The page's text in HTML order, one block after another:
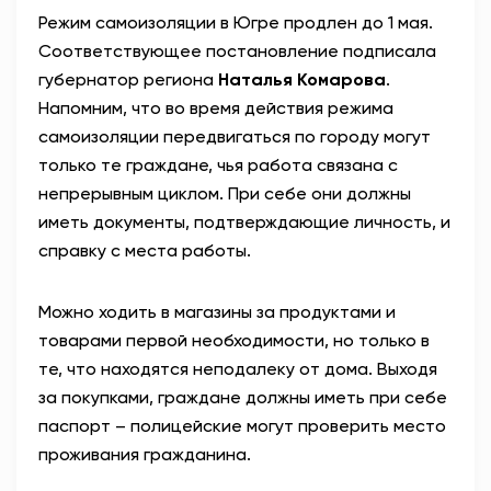
НОВОСТИ
ОФИЦИАЛЬНО
82,17 94,84
Вход / Регистрация
Режим самоизоляции в Югре продлен до 1 мая.
Соответствующее постановление подписала
губернатор региона Наталья Комарова.
Напомним, что во время действия режима
самоизоляции передвигаться по городу могут
только те граждане, чья работа связана с
непрерывным циклом. При себе они должны
иметь документы, подтверждающие личность, и
справку с места работы.
Можно ходить в магазины за продуктами и
товарами первой необходимости, но только в
те, что находятся неподалеку от дома. Выходя
за покупками, граждане должны иметь при себе
паспорт – полицейские могут проверить место
проживания гражданина.